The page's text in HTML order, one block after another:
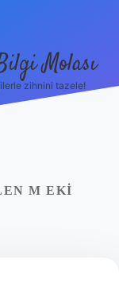
Molası
zihnini tazele!
M EKI